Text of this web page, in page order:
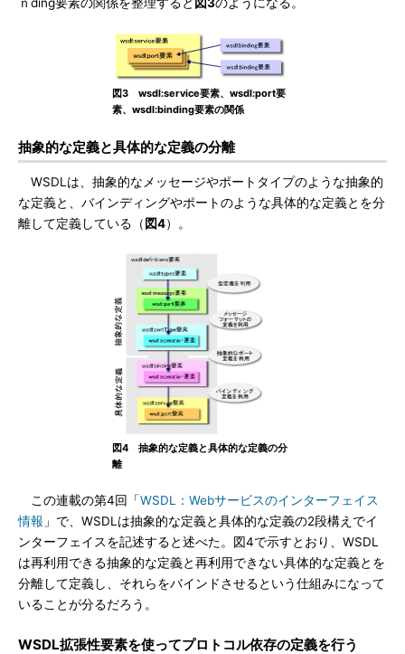
図3 wsdl:service要素、wsdl:port要
素、wsdl:binding要素の関係
抽象的な定義と具体的な定義の分離
WSDLは、抽象的なメッセージやポートタイプのような抽象的
な定義と、バインディングやポートのような具体的な定義とを分
離して定義している（ 図4）。
図4 抽象的な定義と具体的な定義の分
離
この連載の第4回「WSDL：Webサービスのインターフェイス
情報 」で、WSDLは抽象的な定義と具体的な定義の2段構えでイ
ンターフェイスを記述すると述べた。図4で示すとおり、WSDL
は再利用できる抽象的な定義と再利用できない具体的な定義とを
分離して定義し、それらをバインドさせるという仕組みになって
いることが分るだろう。
WSDL拡張性要素を使ってプロトコル依存の定義を行う